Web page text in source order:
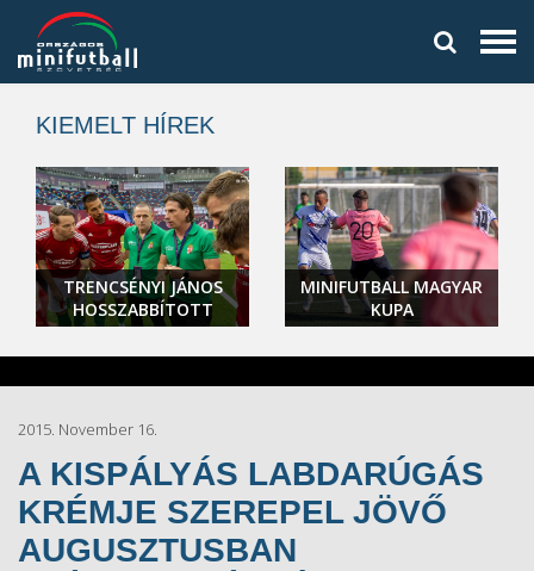
KIEMELT HÍREK
TRENCSÉNYI JÁNOS
HOSSZABBÍTOTT
MINIFUTBALL MAGYAR
KUPA
2015. November 16.
A KISPÁLYÁS LABDARÚGÁS
KRÉMJE SZEREPEL JÖVŐ
AUGUSZTUSBAN